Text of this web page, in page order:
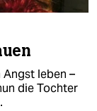
Angst leben –
die Tochter